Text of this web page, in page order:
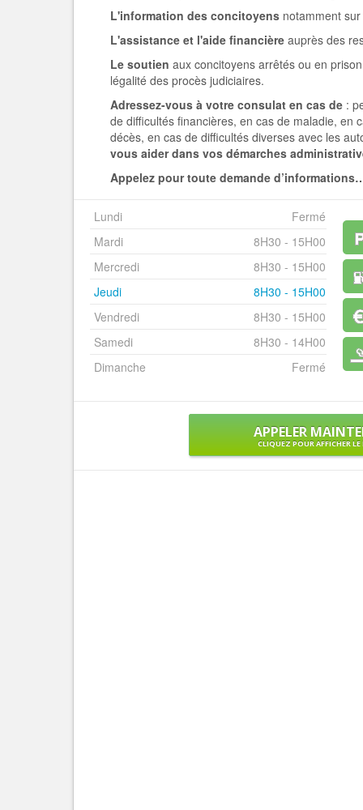
L'information des concitoyens notamment
L'assistance et l'aide financière auprès des
Le soutien aux concitoyens arrêtés ou en
légalité des procès judiciaires.
Adressez-vous à votre consulat en cas de :
de difficultés financières, en cas de maladie, en
décès, en cas de difficultés diverses avec les
vous aider dans vos démarches
Appelez pour toute demande
Lundi
Fermé
Mardi
8H30 - 15H00
Mercredi
8H30 - 15H00
Jeudi
8H30 - 15H00
Vendredi
8H30 - 15H00
Samedi
8H30 - 14H00
Dimanche
Fermé
APPELER
CLIQUEZ POUR AFFICHER